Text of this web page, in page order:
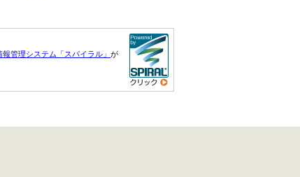
報管理システム「スパイラル」 が